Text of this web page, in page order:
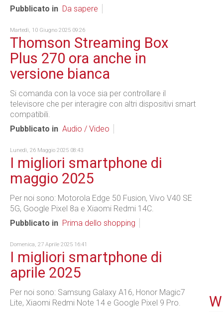
Pubblicato in Da sapere
Martedì, 10 Giugno 2025 09:26
Thomson Streaming Box
Plus 270 ora anche in
versione bianca
Si comanda con la voce sia per controllare il
televisore che per interagire con altri dispositivi smart
compatibili.
Pubblicato in Audio / Video
Lunedì, 26 Maggio 2025 08:43
I migliori smartphone di
maggio 2025
Per noi sono: Motorola Edge 50 Fusion, Vivo V40 SE
5G, Google Pixel 8a e Xiaomi Redmi 14C.
Pubblicato in Prima dello shopping
Domenica, 27 Aprile 2025 16:41
I migliori smartphone di
aprile 2025
Per noi sono: Samsung Galaxy A16, Honor Magic7
Lite, Xiaomi Redmi Note 14 e Google Pixel 9 Pro.